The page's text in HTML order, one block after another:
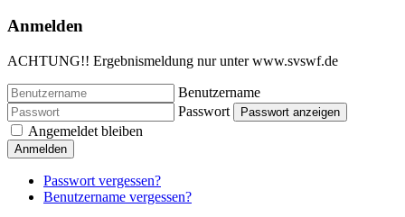
Anmelden
ACHTUNG!! Ergebnismeldung nur unter www.svswf.de
Benutzername
Passwort
Passwort anzeigen
Angemeldet bleiben
Anmelden
Passwort vergessen?
Benutzername vergessen?